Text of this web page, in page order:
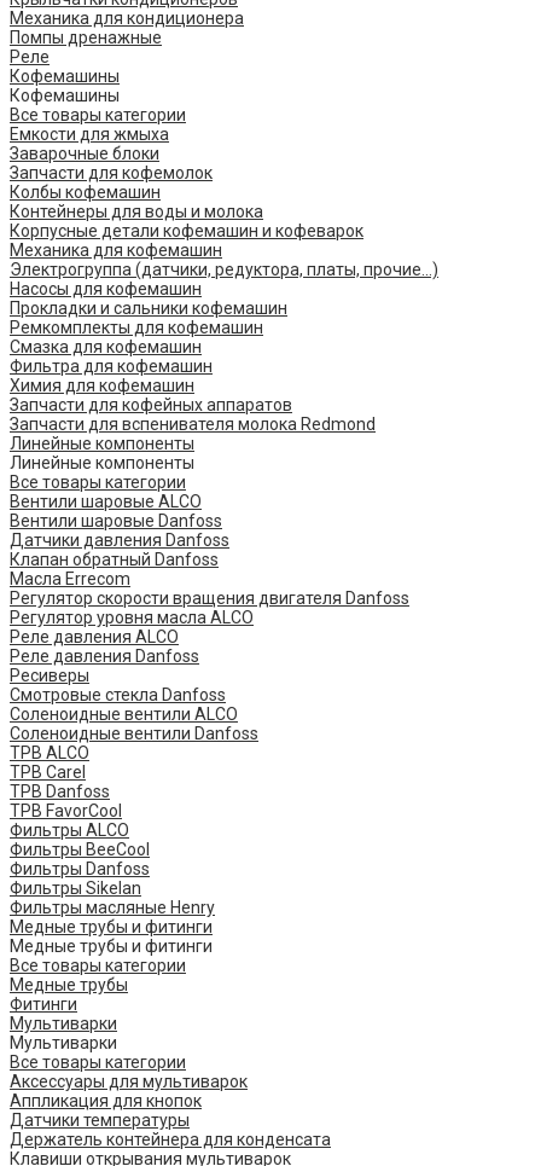
Механика для кондиционера
Помпы дренажные
Реле
Кофемашины
Кофемашины
Все товары категории
Емкости для жмыха
Заварочные блоки
Запчасти для кофемолок
Колбы кофемашин
Контейнеры для воды и молока
Корпусные детали кофемашин и кофеварок
Механика для кофемашин
Электрогруппа (датчики, редуктора, платы, прочие...)
Насосы для кофемашин
Прокладки и сальники кофемашин
Ремкомплекты для кофемашин
Смазка для кофемашин
Фильтра для кофемашин
Химия для кофемашин
Запчасти для кофейных аппаратов
Запчасти для вспенивателя молока Redmond
Линейные компоненты
Линейные компоненты
Все товары категории
Вентили шаровые ALCO
Вентили шаровые Danfoss
Датчики давления Danfoss
Клапан обратный Danfoss
Масла Errecom
Регулятор скорости вращения двигателя Danfoss
Регулятор уровня масла ALCO
Реле давления ALCO
Реле давления Danfoss
Ресиверы
Смотровые стекла Danfoss
Соленоидные вентили ALCO
Соленоидные вентили Danfoss
ТРВ ALCO
ТРВ Carel
ТРВ Danfoss
ТРВ FavorCool
Фильтры ALCO
Фильтры BeeCool
Фильтры Danfoss
Фильтры Sikelan
Фильтры масляные Henry
Медные трубы и фитинги
Медные трубы и фитинги
Все товары категории
Медные трубы
Фитинги
Мультиварки
Мультиварки
Все товары категории
Аксессуары для мультиварок
Аппликация для кнопок
Датчики температуры
Держатель контейнера для конденсата
Клавиши открывания мультиварок